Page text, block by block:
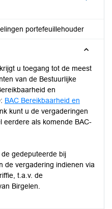
portefeuillehouder
u toegang tot de meest
van de Bestuurlijke
en
BAC Bereikbaarheid en
kunt u de vergaderingen
eerdere als komende BAC-
gedeputeerde bij
de vergadering indienen via
t.a.v. de
Birgelen.